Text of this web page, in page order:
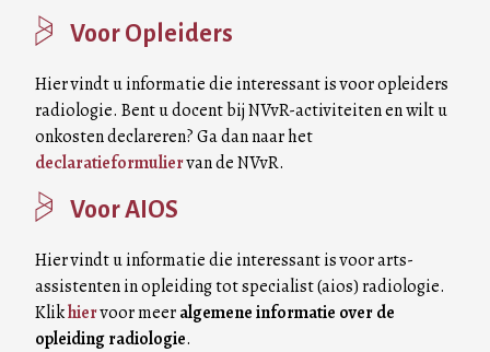
Voor Opleiders
Hier vindt u informatie die interessant is voor opleiders
radiologie. Bent u docent bij NVvR-activiteiten en wilt u
onkosten declareren? Ga dan naar het
declaratieformuliervan de NVvR.
Voor AIOS
Hier vindt u informatie die interessant is voor arts-
assistenten in opleiding tot specialist (aios) radiologie.
Klikhiervoor meeralgemene informatie over de
opleiding radiologie.